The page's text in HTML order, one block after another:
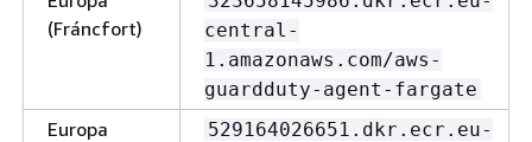
(Fráncfort)
central-
1.amazonaws.com/aws-
guardduty-agent-fargate
Europa
529164026651.dkr.ecr.eu-